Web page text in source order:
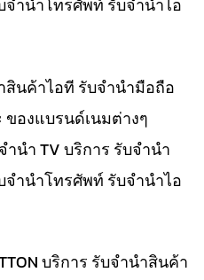
ำนำโทรศัพท์ รับจำนำไอ
สินค้าไอที รับจำนำมือถือ
องแบรนด์เนมต่างๆ
นำ TV บริการ รับจำนำ
ำนำโทรศัพท์ รับจำนำไอ
บริการ รับจำนำสินค้า